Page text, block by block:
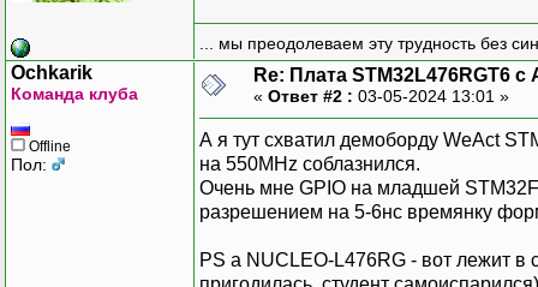
... мы преодолеваем эту трудность без
Ochkarik
Команда клуба
Offline
Пол:
Re: Плата STM32L476RGT6
« Ответ #2 : 03-05-2024 13:01 »
А я тут схватил демоборду WeAct
на 550MHz соблазнился.
Очень мне GPIO на младшей
разрешением на 5-6нс времянку
PS а NUCLEO-L476RG - вот лежит в